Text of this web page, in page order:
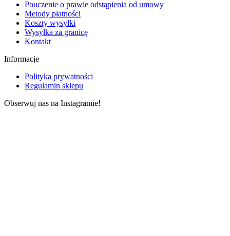
Pouczenie o prawie odstąpienia od umowy
Metody płatności
Koszty wysyłki
Wysyłka za granicę
Kontakt
Informacje
Polityka prywatności
Regulamin sklepu
Obserwuj nas na Instagramie!